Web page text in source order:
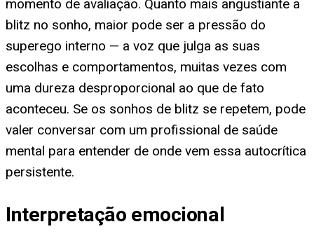
momento de avaliação. Quanto mais angustiante a
blitz no sonho, maior pode ser a pressão do
superego interno — a voz que julga as suas
escolhas e comportamentos, muitas vezes com
uma dureza desproporcional ao que de fato
aconteceu. Se os sonhos de blitz se repetem, pode
valer conversar com um profissional de saúde
mental para entender de onde vem essa autocrítica
persistente.
Interpretação emocional